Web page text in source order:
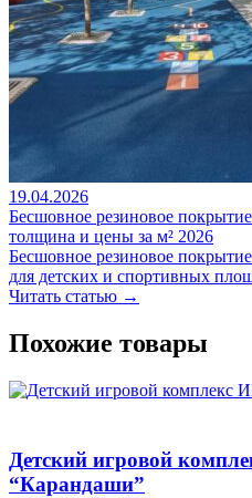
19.04.2026
Бесшовное резиновое
толщина и цены за м² 2026
Бесшовное резиновое
для детских и спортивных
Читать статью →
Похожие товары
Детский игровой
“Карандаши”